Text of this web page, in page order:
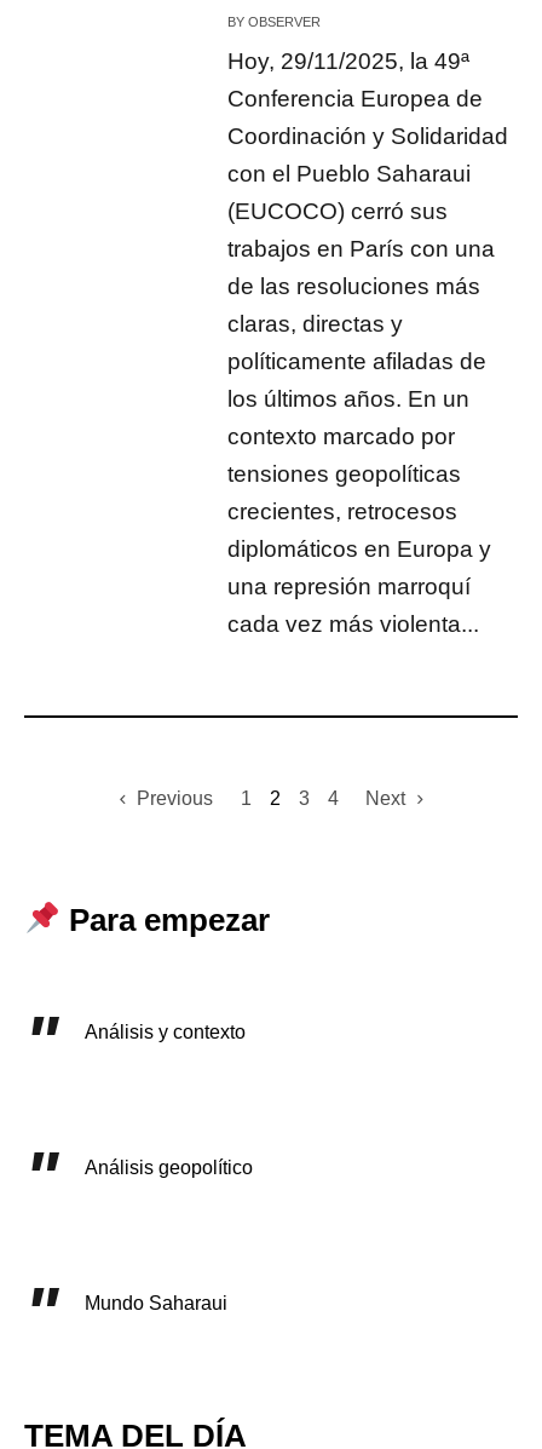
BYOBSERVER
Hoy, 29/11/2025, la 49ª
Conferencia Europea de
Coordinación y Solidaridad
con el Pueblo Saharaui
(EUCOCO) cerró sus
trabajos en París con una
de las resoluciones más
claras, directas y
políticamente afiladas de
los últimos años. En un
contexto marcado por
tensiones geopolíticas
crecientes, retrocesos
diplomáticos en Europa y
una represión marroquí
cada vez más violenta...
Previous 1 2 3 4 Next
Para empezar
Análisis y contexto
Análisis geopolítico
Mundo Saharaui
TEMA DEL DÍA